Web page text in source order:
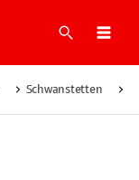
Suche
Schwanstetten